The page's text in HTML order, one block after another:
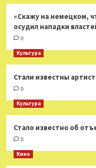
«Скажу на немецком,
осудил нападки
0
Культура
Стали известны
0
Культура
Стало известно об
0
Кино